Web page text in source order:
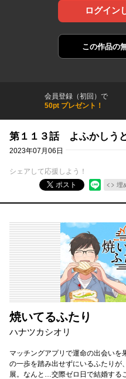
ログイン
この作品の
会員登録（初回）で
50pt プレゼント！
第１１３話 よふかしう
2023年07月06日
シェアして応援しよう！
ポスト
埋
焼いてるふたり
ハナツカシオリ
マッチングアプリで運命の出会いを
の一歩を踏み出せずにいるふたりが
展。なんと…交際ゼロ日で結婚す